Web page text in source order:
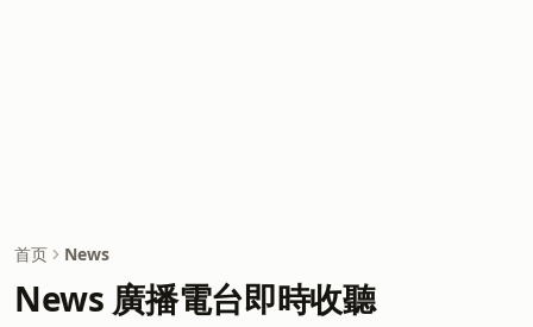
首页 News
News 廣播電台即時收聽